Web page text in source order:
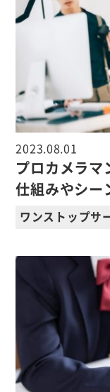
2023.08.01
プロカメラマ
仕組みやシー
ワンストップサ